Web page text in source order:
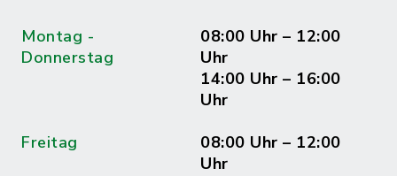
Montag -
Donnerstag
08:00 Uhr – 12:00
Uhr
14:00 Uhr – 16:00
Uhr
Freitag
08:00 Uhr – 12:00
Uhr